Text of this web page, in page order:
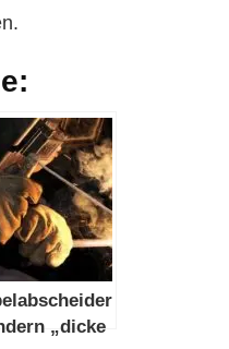
„dicke